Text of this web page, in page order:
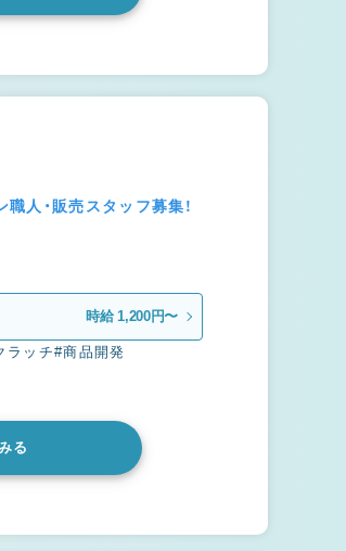
人・販売スタッフ募集！
時給 1,200円〜
ラッチ#商品開発
る